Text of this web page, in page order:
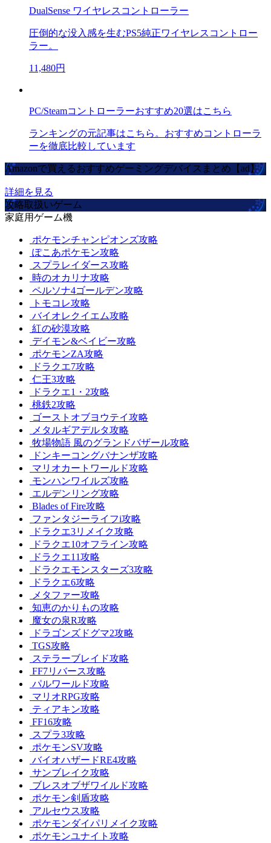
DualSense ワイヤレスコントローラー
圧倒的な没入感を生むPS5純正ワイヤレスコントロー
ラー。
11,480円
PC/Steamコントローラーおすすめ20選はこちら
ランキングの元記事はこちら。おすすめコントローラ
ーを徹底比較しています
Amazonで買えるおすすめゲーミングデバイスまとめ【ad】
詳細を見る
攻略取扱いゲーム
家庭用ゲーム機
ポケモンチャンピオンズ攻略
ぽこあポケモン攻略
スプラレイダース攻略
時のオカリナ攻略
ペルソナ4ゴールデン攻略
トモコレ攻略
バイオレクイエム攻略
紅の砂漠攻略
デイモン&ベイビー攻略
ポケモンZA攻略
ドラクエ7攻略
仁王3攻略
ドラクエ1・2攻略
桃鉄2攻略
ゴーストオブヨウテイ攻略
メタルギアデルタ攻略
牧場物語 風のグランドバザール攻略
ドンキーコングバナンザ攻略
マリオカートワールド攻略
モンハンワイルズ攻略
エルデンリング攻略
Blades of Fire攻略
ファンタジーライフi攻略
ドラクエ3リメイク攻略
ドラクエ10オフライン攻略
ドラクエ11攻略
ドラクエモンスターズ3攻略
ドラクエ6攻略
メタファー攻略
知恵のかりもの攻略
魔女の泉R攻略
ドラゴンズドグマ2攻略
TGS攻略
ステラーブレイド攻略
FF7リバース攻略
パルワールド攻略
マリオRPG攻略
ティアキン攻略
FF16攻略
スプラ3攻略
ポケモンSV攻略
バイオハザードRE4攻略
サンブレイク攻略
ブレスオブザワイルド攻略
ポケモン剣盾攻略
アルセウス攻略
ポケモンダイパリメイク攻略
ポケモンユナイト攻略